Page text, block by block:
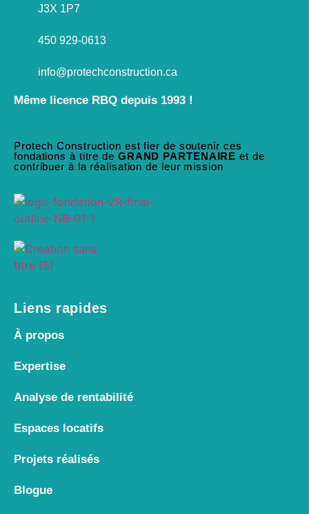
J3X 1P7
450 929-0613
info@protechconstruction.ca
Même licence RBQ depuis 1993 !
Protech Construction est fier de soutenir ces
fondations à titre de GRAND PARTENAIRE et de
contribuer à la réalisation de leur mission
Liens rapides
À propos
Expertise
Analyse de rentabilité
Espaces locatifs
Projets réalisés
Blogue